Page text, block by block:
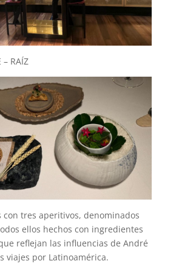
– RAÍZ
con tres aperitivos, denominados
ellos hechos con ingredientes
reflejan las influencias de André
viajes por Latinoamérica.